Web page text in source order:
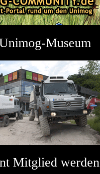
Museum
Mitglied werden